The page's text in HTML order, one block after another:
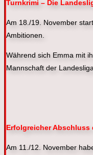
Turnkrimi – Die
Am 18./19. November
Ambitionen.
Während sich Emma mit
Mannschaft der
Erfolgreicher Abschluss
Am 11./12. November